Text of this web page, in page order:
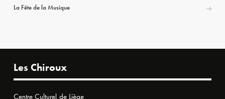
La Fête de la Musique
Les Chiroux
Centre Culturel de Liège